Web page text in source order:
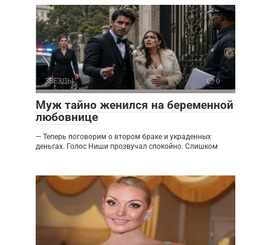
ЗВЕЗДЫ 0
Муж тайно женился на беременной
любовнице
— Теперь поговорим о втором браке и украденных
деньгах. Голос Ниши прозвучал спокойно. Слишком